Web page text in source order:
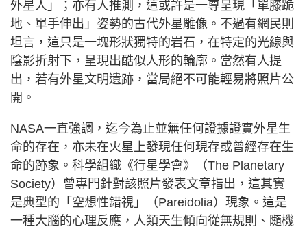
外星人」；亦有人推測，這或許是一尊呈現「單膝跪
地、單手伸出」姿勢的古代外星雕像。不過有網民則
坦言，這只是一塊形狀獨特的岩石，在特定的光線與
陰影折射下，呈現出酷似人形的輪廓。當然有人提
出，若有外星文明遺跡，當局絕不可能輕易將照片公
開。
NASA一直強調，迄今為止並無任何證據證實外星生
命的存在，亦未在火星上發現任何現存或曾經存在生
命的跡象。科學組織《行星學會》（The Planetary
Society）曾專門針對該照片發表文章指出，這其實
是典型的「空想性錯視」（Pareidolia）現象。這是
一種大腦的心理反應，人類天生傾向從無規則、隨機